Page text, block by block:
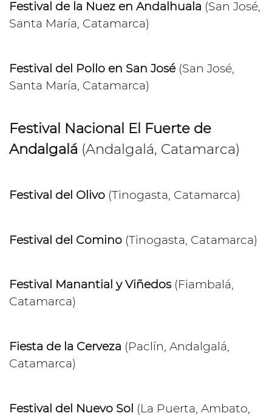
Festival de la Nuez en Andalhuala (San José,
Santa María, Catamarca)
Festival del Pollo en San José(San José,
Santa María, Catamarca)
Festival Nacional El Fuerte de
Andalgalá (Andalgalá, Catamarca)
Festival del Olivo (Tinogasta, Catamarca)
Festival del Comino (Tinogasta, Catamarca)
Festival Manantial y Viñedos(Fiambalá,
Catamarca)
Fiesta de la Cerveza (Paclín, Andalgalá,
Catamarca)
Festival del Nuevo Sol (La Puerta, Ambato,